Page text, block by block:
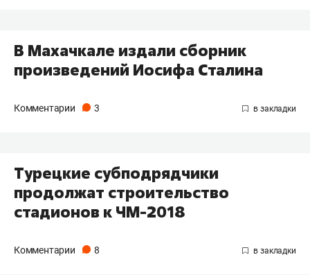
В Махачкале издали сборник
произведений Иосифа Сталина
Комментарии 3
Турецкие субподрядчики
продолжат строительство
стадионов к ЧМ-2018
Комментарии 8